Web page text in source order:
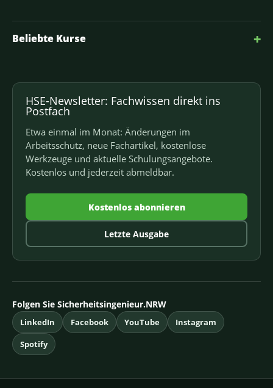
Beliebte Kurse +
HSE-Newsletter: Fachwissen direkt ins
Postfach
Etwa einmal im Monat: Änderungen im
Arbeitsschutz, neue Fachartikel, kostenlose
Werkzeuge und aktuelle Schulungsangebote.
Kostenlos und jederzeit abmeldbar.
Kostenlos abonnieren
Letzte Ausgabe
Folgen Sie Sicherheitsingenieur.NRW
LinkedIn Facebook YouTube
Instagram
Spotify